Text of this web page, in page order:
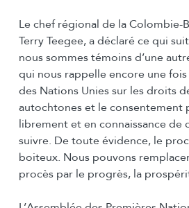
Le chef régional de la Colombie-
Terry Teegee, a déclaré ce qui
nous sommes témoins d’une
qui nous rappelle encore une
des Nations Unies sur les droits
autochtones et le consentement
librement et en connaissance de
suivre. De toute évidence, le
boiteux. Nous pouvons
procès par le progrès, la